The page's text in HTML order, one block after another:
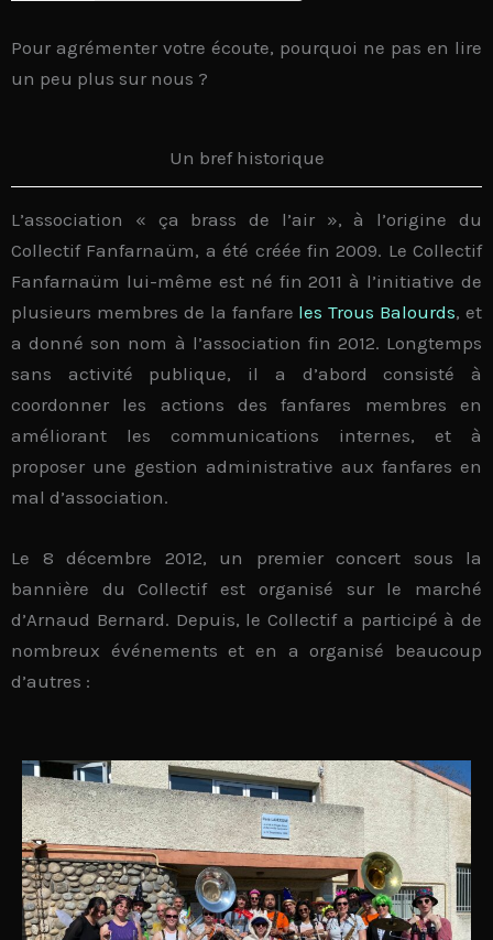
Pour agrémenter votre écoute, pourquoi ne pas en lire
un peu plus sur nous ?
Un bref historique
L’association « ça brass de l’air », à l’origine du
Collectif Fanfarnaüm, a été créée fin 2009. Le Collectif
Fanfarnaüm lui-même est né fin 2011 à l’initiative de
plusieurs membres de la fanfare les Trous Balourds, et
a donné son nom à l’association fin 2012. Longtemps
sans activité publique, il a d’abord consisté à
coordonner les actions des fanfares membres en
améliorant les communications internes, et à
proposer une gestion administrative aux fanfares en
mal d’association.
Le 8 décembre 2012, un premier concert sous la
bannière du Collectif est organisé sur le marché
d’Arnaud Bernard. Depuis, le Collectif a participé à de
nombreux événements et en a organisé beaucoup
d’autres :